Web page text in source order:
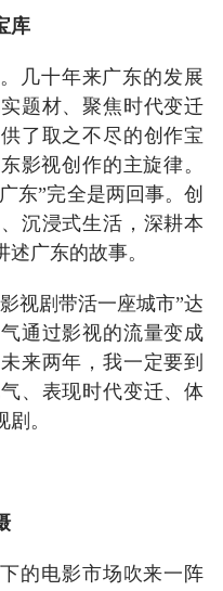
库
几十年来广东的发展
题材、聚焦时代变迁
了取之不尽的创作宝
影视创作的主旋律。
东”完全是两回事。创
沉浸式生活，深耕本
广东的故事。
视剧带活一座城市”达
通过影视的流量变成
来两年，我一定要到
、表现时代变迁、体
。
的电影市场吹来一阵